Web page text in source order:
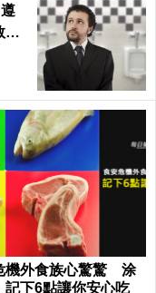
下
機外食族心驚驚 涂
記下6點讓你安心吃